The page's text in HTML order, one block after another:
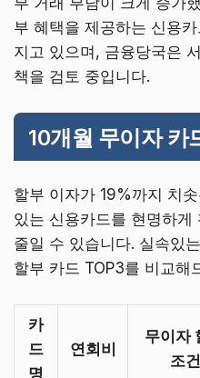
부 혜택을 제공하는 신용
지고 있으며, 금융당국은
책을 검토 중입니다.
10개월 무이자 카
할부 이자가 19%까지 치
있는 신용카드를 현명하게
줄일 수 있습니다. 실속있
할부 카드 TOP3를 비교해
카
드
명
연회비
무이자
조건